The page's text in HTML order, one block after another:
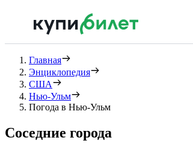
Главная
Энциклопедия
США
Нью-Ульм
Погода в Нью-Ульм
Соседние города